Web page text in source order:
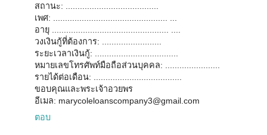
สถานะ: .......................................
เพศ: ................................................ ...
อายุ ................................................. ....
วงเงินกู้ที่ต้องการ: .........................
ระยะเวลาเงินกู้: ...................................
หมายเลขโทรศัพท์มือถือส่วนบุคคล: .......................
รายได้ต่อเดือน: .....................................
ขอบคุณและพระเจ้าอวยพร
อีเมล: marycoleloanscompany3@gmail.com
ตอบ